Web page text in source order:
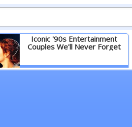
Iconic '90s Entertainment
Couples We'll Never Forget
Детальніше